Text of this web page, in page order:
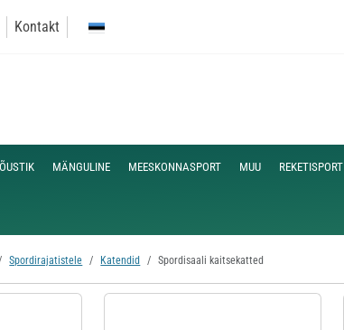
Kontakt
MÄNGULINE MEESKONNASPORT MUU REKETISPORT
Spordirajatistele Katendid Spordisaali kaitsekatted